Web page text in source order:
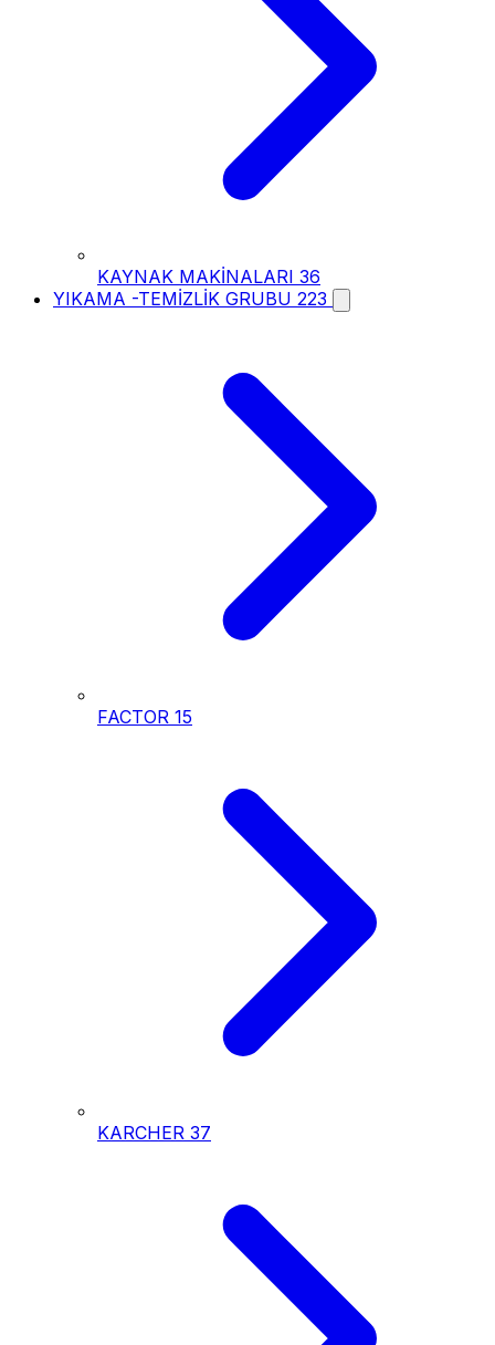
KAYNAK MAKİNALARI 36
YIKAMA -TEMİZLİK GRUBU 223
FACTOR 15
KARCHER 37